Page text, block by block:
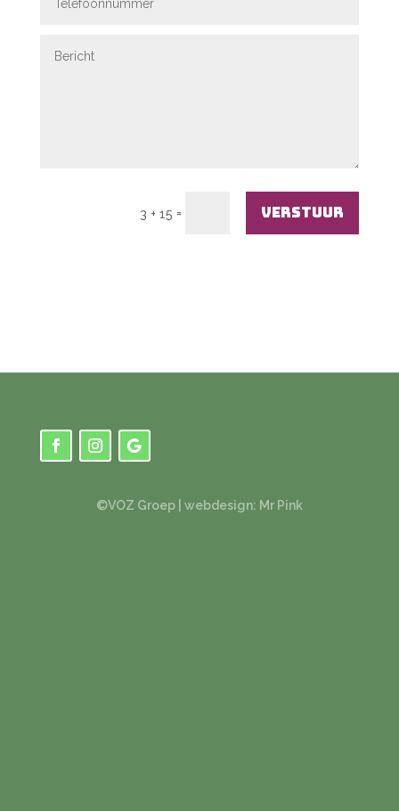
3 + 15 = Verstuur
©VOZ Groep | webdesign: Mr Pink